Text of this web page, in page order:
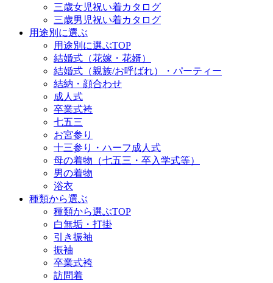
三歳女児祝い着カタログ
三歳男児祝い着カタログ
用途別に選ぶ
用途別に選ぶTOP
結婚式（花嫁・花婿）
結婚式（親族/お呼ばれ）・パーティー
結納・顔合わせ
成人式
卒業式袴
七五三
お宮参り
十三参り・ハーフ成人式
母の着物（七五三・卒入学式等）
男の着物
浴衣
種類から選ぶ
種類から選ぶTOP
白無垢・打掛
引き振袖
振袖
卒業式袴
訪問着